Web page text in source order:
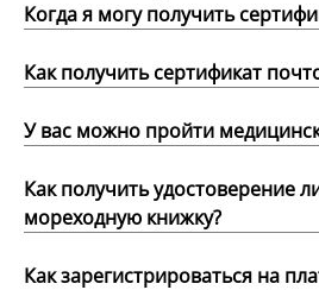
Когда я могу получить
Как получить сертификат
У вас можно пройти
Как получить удостоверение
мореходную книжку?
Как зарегистрироваться на